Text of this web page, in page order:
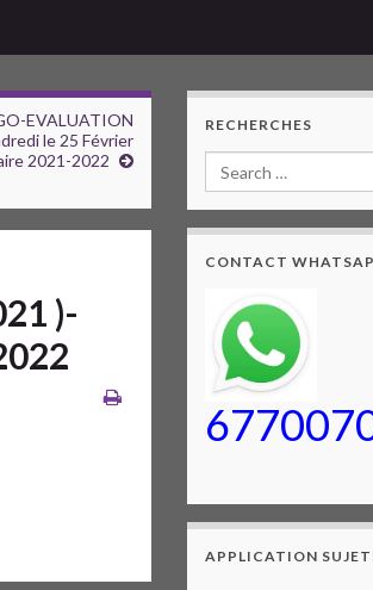
EVALUATION
le 25 Février
2021-2022
)-
RECHERCHES
CONTACT
APPLICATION